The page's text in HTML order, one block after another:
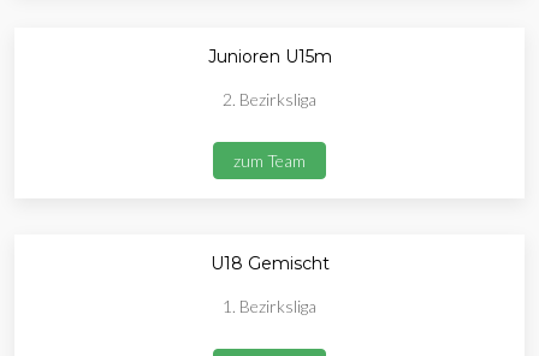
Junioren U15m
2. Bezirksliga
zum Team
U18 Gemischt
1. Bezirksliga